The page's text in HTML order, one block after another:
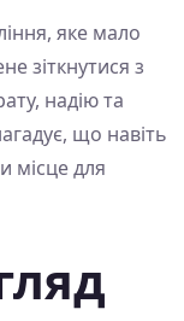
яке мало
зіткнутися з
надію та
що навіть
місце для